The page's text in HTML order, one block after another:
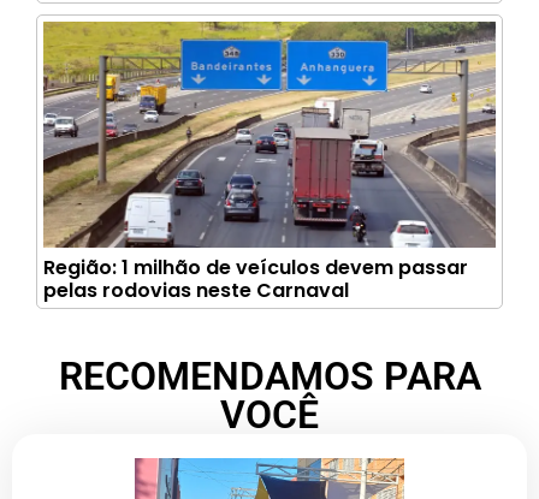
Região: 1 milhão de veículos devem passar
pelas rodovias neste Carnaval
RECOMENDAMOS PARA
VOCÊ